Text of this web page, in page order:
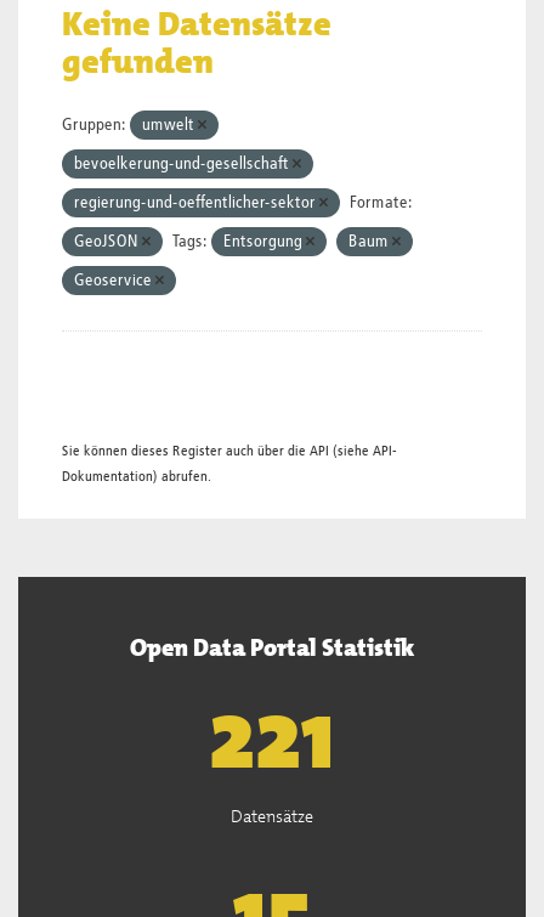
Keine Datensätze
gefunden
Gruppen: umwelt
bevoelkerung-und-gesellschaft
regierung-und-oeffentlicher-sektor Formate:
GeoJSON Tags: Entsorgung Baum
Geoservice
Sie können dieses Register auch über die API (siehe API-
Dokumentation) abrufen.
Open Data Portal Statistik
222
Datensätze